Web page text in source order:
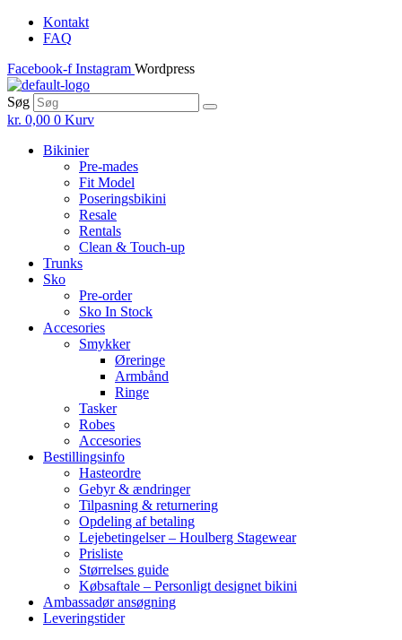
Skip
content
Kontakt
FAQ
Facebook-f Instagram Wordpress
Søg
kr. 0,00 0 Kurv
Bikinier
Pre-mades
Fit Model
Poseringsbikini
Resale
Rentals
Clean & Touch-up
Trunks
Sko
Pre-order
Sko In Stock
Accesories
Smykker
Øreringe
Armbånd
Ringe
Tasker
Robes
Accesories
Bestillingsinfo
Hasteordre
Gebyr & ændringer
Tilpasning & returnering
Opdeling af betaling
Lejebetingelser – Houlberg Stagewear
Prisliste
Størrelses guide
Købsaftale – Personligt designet bikini
Ambassadør ansøgning
Leveringstider